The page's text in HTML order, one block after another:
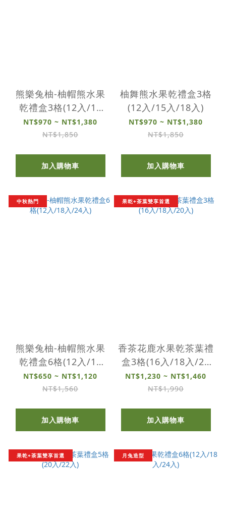
熊樂兔柚-柚帽熊水果
乾禮盒3格(12入/15
入/18入)
NT$970 ~ NT$1,380
NT$1,850
加入購物車
柚舞熊水果乾禮盒3格
(12入/15入/18入)
NT$970 ~ NT$1,380
NT$1,850
加入購物車
中秋熱門
熊樂兔柚-柚帽熊水果
乾禮盒6格(12入/18
入/24入)
NT$650 ~ NT$1,120
NT$1,560
加入購物車
果乾+茶葉雙享首選
香茶花鹿水果乾茶葉禮
盒3格(16入/18入/20
入)
NT$1,230 ~ NT$1,460
NT$1,990
加入購物車
果乾+茶葉雙享首選 月兔造型